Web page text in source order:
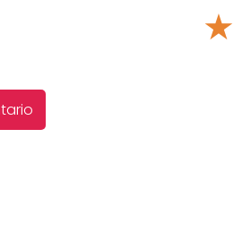
★